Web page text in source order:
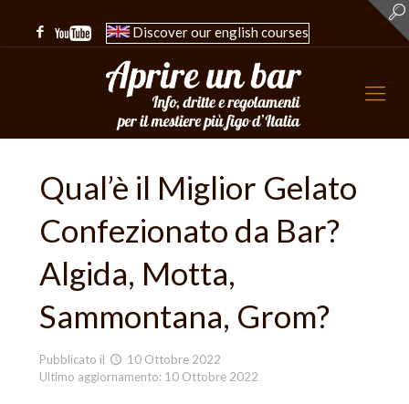
Discover our english courses
Qual’è il Miglior Gelato
Confezionato da Bar?
Algida, Motta,
Sammontana, Grom?
Pubblicato il
10 Ottobre 2022
Ultimo aggiornamento: 10 Ottobre 2022